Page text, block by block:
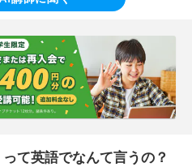
て英語でなんて言うの？